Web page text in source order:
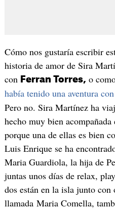
Cómo nos gustaría escribir
historia de amor de Sira
con Ferran Torres, o
había tenido una aventura con
Pero no. Sira Martínez ha
hecho muy bien
porque una de ellas es bien
Luis Enrique se ha
Maria Guardiola, la hija de
juntas unos días de relax,
dos están en la isla junto con
llamada Maria Comella,